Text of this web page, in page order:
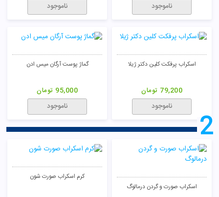
ناموجود
ناموجود
اسکراب پرفکت کلین دکتر ژیلا
79,200 تومان
ناموجود
گماژ پوست آرگان میس ادن
95,000 تومان
ناموجود
2
اسکراب صورت و گردن درمالوگ
کرم اسکراب صورت شون